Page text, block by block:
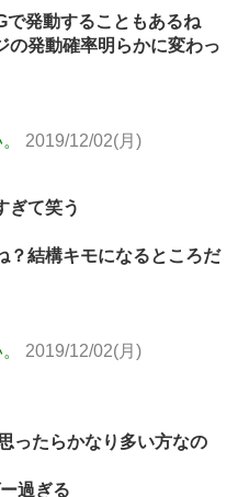
で発動することもあるね
の発動確率明らかに変わっ
2019/12/02(月)
ぎて笑う
？結構キモになるところだ
2019/12/02(月)
ったらかなり多い方なの
過ぎる